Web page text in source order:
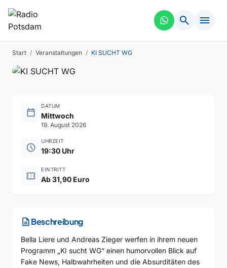
search menu
Start / Veranstaltungen / KI SUCHT WG
COMEDY
KI SUCHT WG
calendar_today
DATUM
Mittwoch
19. August 2026
schedule
UHRZEIT
19:30 Uhr
confirmation_number
EINTRITT
Ab 31,90 Euro
descriptionBeschreibung
Bella Liere und Andreas Zieger werfen in ihrem neuen
Programm „KI sucht WG“ einen humorvollen Blick auf
Fake News, Halbwahrheiten und die Absurditäten des